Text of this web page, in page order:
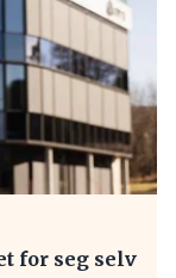
for seg selv